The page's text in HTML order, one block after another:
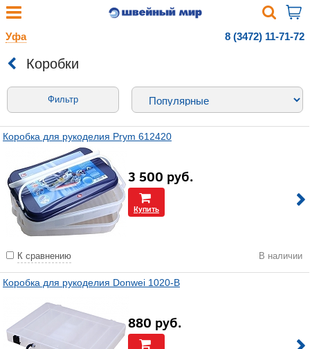
Уфа 8 (3472) 11-71-72
Коробки
Фильтр
Коробка для рукоделия Prym 612420
3 500 руб.
Купить
К сравнению В наличии
Коробка для рукоделия Donwei 1020-В
880 руб.